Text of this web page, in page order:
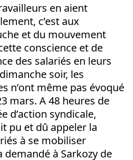
en aient
c’est aux
et du mouvement
conscience et de
des salariés en leurs
soir, les
n’ont même pas évoqué
mars. A 48 heures de
d’action syndicale,
pu et dû appeler la
à se mobiliser
demandé à Sarkozy de